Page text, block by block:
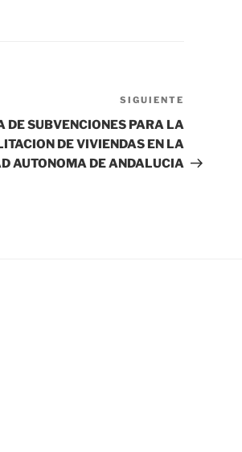
SIGUIENTE
DE SUBVENCIONES PARA LA
DE VIVIENDAS EN LA
AUTONOMA DE ANDALUCIA